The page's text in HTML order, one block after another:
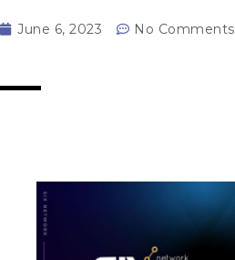
June 6, 2023 No Comments